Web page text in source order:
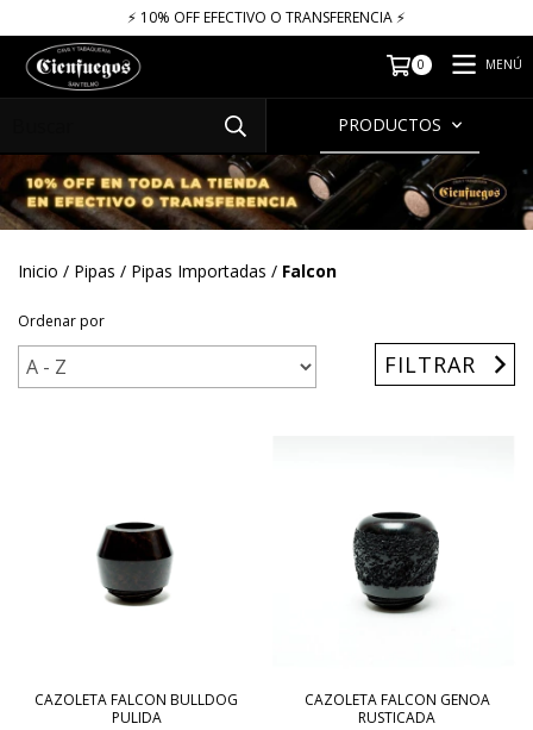
⚡​​​ 10% OFF EFECTIVO O TRANSFERENCIA ⚡​
0 MENÚ
PRODUCTOS
Inicio / Pipas / Pipas Importadas / Falcon
Ordenar por
FILTRAR
CAZOLETA FALCON BULLDOG
PULIDA
CAZOLETA FALCON GENOA
RUSTICADA